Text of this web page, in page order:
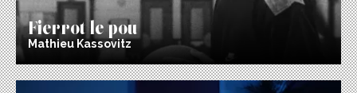
Fierrot le pou
Mathieu Kassovitz